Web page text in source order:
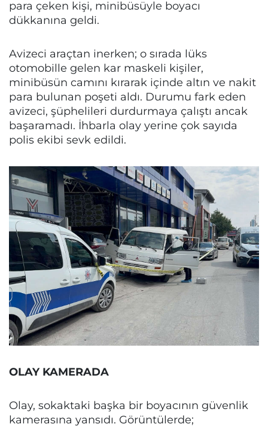
para çeken kişi, minibüsüyle boyacı
dükkanına geldi.
Avizeci araçtan inerken; o sırada lüks
otomobille gelen kar maskeli kişiler,
minibüsün camını kırarak içinde altın ve nakit
para bulunan poşeti aldı. Durumu fark eden
avizeci, şüphelileri durdurmaya çalıştı ancak
başaramadı. İhbarla olay yerine çok sayıda
polis ekibi sevk edildi.
OLAY KAMERADA
Olay, sokaktaki başka bir boyacının güvenlik
kamerasına yansıdı. Görüntülerde;